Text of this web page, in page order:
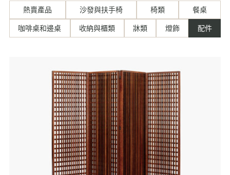
熱賣產品 沙發與扶手椅 椅類 餐桌
咖啡桌和邊桌 收納與櫃類 牀類 燈飾 配件